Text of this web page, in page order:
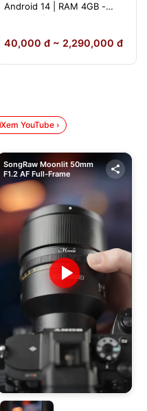
Android 14 | RAM 4GB -
64GB Chính Hãng
40,000 đ ~ 2,290,000 đ
Xem YouTube ›
SongRaw Moonlit 50mm
F1.2 AF Full-Frame